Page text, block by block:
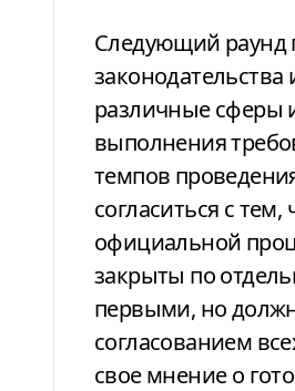
Следующий раунд
различные сферы
выполнения
темпов
согласиться с
официальной
закрыты по
первыми, но
согласованием
свое мнение о